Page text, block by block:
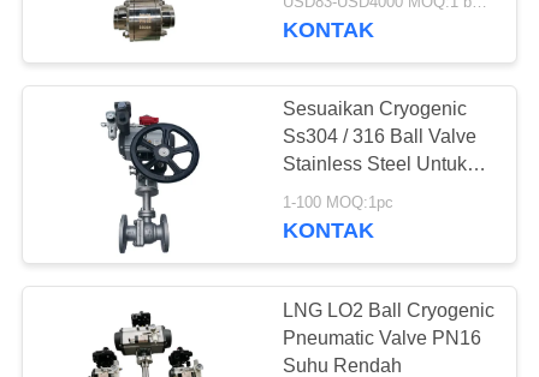
PERMINTAAN
PENAWARAN
SITEMAP
KEBIJAKAN
PRIVASI
Katup Pengaman
Cryogenic
Katup Pengurang
Tekanan Cryogenic
KONTAK
Sesuaikan Cryogenic
Ss304 / 316 Ball Valve
Stainless Steel Untuk
Amonia Nitrogen
1-100 MOQ:1pc
KONTAK
LNG LO2 Ball Cryogenic
Pneumatic Valve PN16
Suhu Rendah